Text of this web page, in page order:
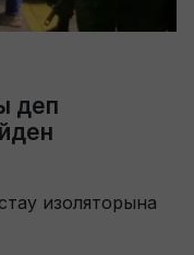
деп
изоляторына